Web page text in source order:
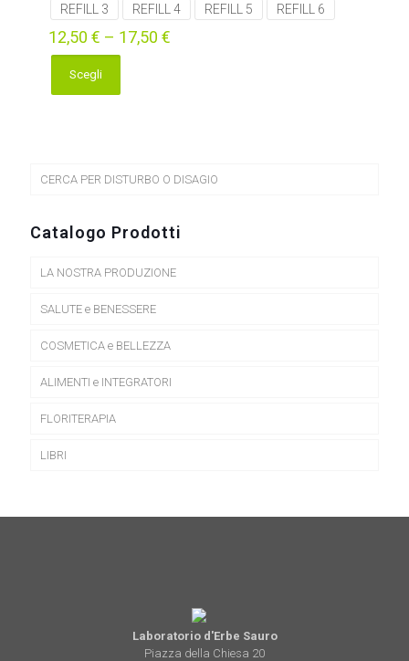
REFILL 3
REFILL 4 REFILL 5 REFILL 6
12,50 € – 17,50 €
Scegli
Questo
prodotto
opzioni
scelte
pagina
prodotto
CERCA PER DISTURBO O DISAGIO
Catalogo Prodotti
LA NOSTRA PRODUZIONE
SALUTE e BENESSERE
COSMETICA e BELLEZZA
ALIMENTI e INTEGRATORI
FLORITERAPIA
LIBRI
Laboratorio d'Erbe Sauro
Piazza della Chiesa 20